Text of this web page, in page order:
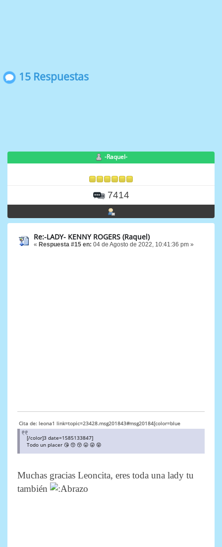
15 Respuestas
-Raquel-
7414
Re:-LADY- KENNY ROGERS (Raquel)
« Respuesta #15 en: 04 de Agosto de 2022, 10:41:36 pm »
Cita de: leona1 link=topic=23428.msg201843#msg20184[color=blue
[/color]3 date=1585133847]
Todo un placer 😘 😙 😚 😛 😜 😝
Muchas gracias Leoncita, eres toda una lady tu
también